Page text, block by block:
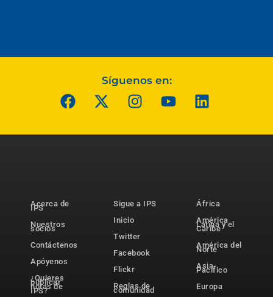
Síguenos en:
Acerca de
IPS
Nuestros
socios
Contáctenos
Apóyenos
¿Quieres
publicar
notas de
IPS?
Sigue a IPS
Inicio
Twitter
Facebook
Flickr
Reglas de
comunidad
África
América
Latina y el
Caribe
América del
Norte
Asia-
Pacífico
Europa